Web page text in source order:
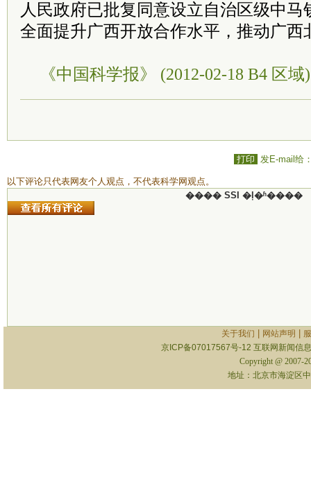
人民政府已批复同意设立自治区级中
全面提升广西开放合作水平，推动广西
《中国科学报》 (2012-02-18 B4 区域)
打印 发E-mail给
以下评论只代表网友个人观点，不代表科学网观点。
���� SSI �ļ�ʱ����
关于我们 网站声明
京ICP备07017567号-12 互联网新闻信
Copyright @ 2007-
地址：北京市海淀区